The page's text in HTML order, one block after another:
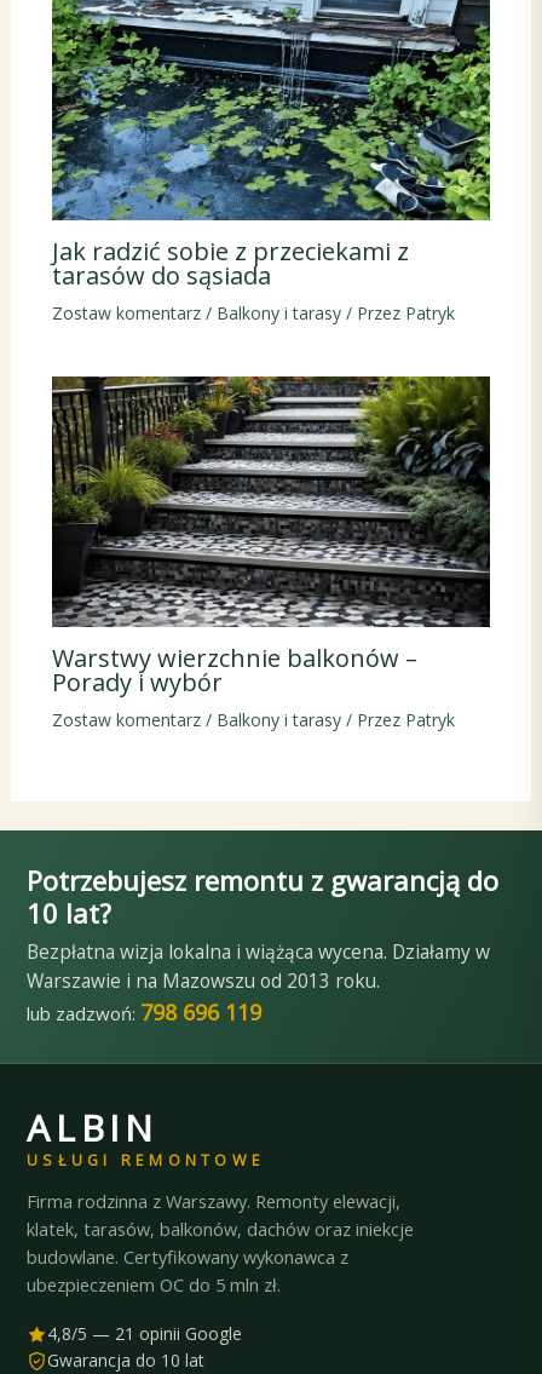
Jak radzić sobie z przeciekami z
tarasów do sąsiada
Zostaw komentarz / Balkony i tarasy/ Przez Patryk
Warstwy wierzchnie balkonów –
Porady i wybór
Zostaw komentarz / Balkony i tarasy/ Przez Patryk
Potrzebujesz remontu z gwarancją do
10 lat?
Bezpłatna wizja lokalna i wiążąca wycena. Działamy w
Warszawie i na Mazowszu od 2013 roku.
lub zadzwoń: 798 696 119
ALBIN
USŁUGI REMONTOWE
Firma rodzinna z Warszawy. Remonty elewacji,
klatek, tarasów, balkonów, dachów oraz iniekcje
budowlane. Certyfikowany wykonawca z
ubezpieczeniem OC do 5 mln zł.
4,8/5 — 21 opinii Google
Gwarancja do 10 lat